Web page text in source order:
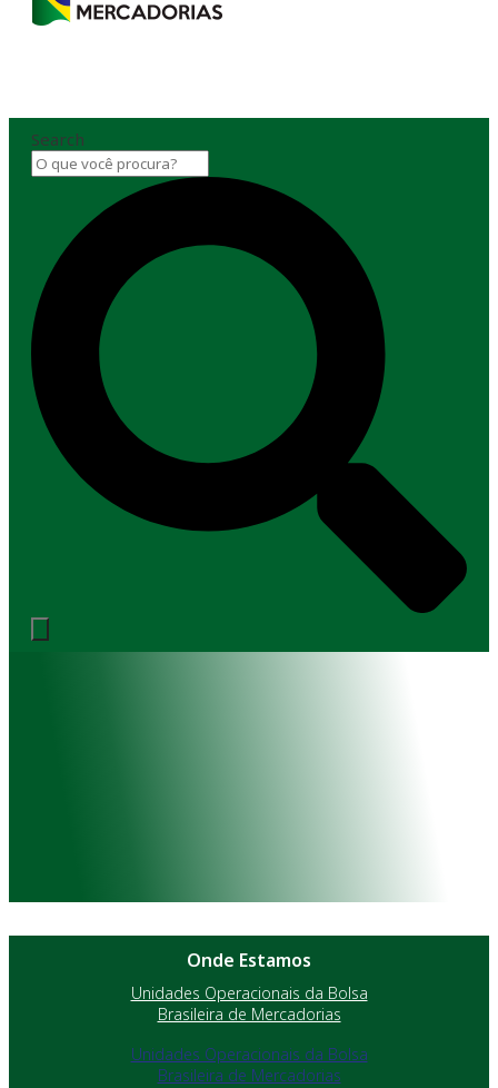
Search
Onde Estamos
Unidades Operacionais da Bolsa
Brasileira de Mercadorias
Unidades Operacionais da Bolsa
Brasileira de Mercadorias